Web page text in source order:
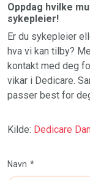
Oppdag hvilke
sykepleier!
Er du sykepleier
hva vi kan tilby?
kontakt med deg
vikar i Dedicare.
passer best for
Kilde: Dedicare
Navn